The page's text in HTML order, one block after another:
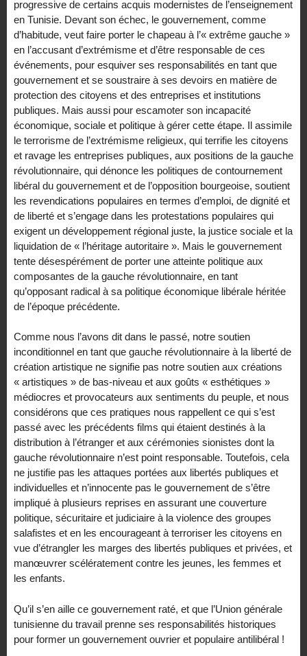
progressive de certains acquis modernistes de l’enseignement
en Tunisie. Devant son échec, le gouvernement, comme
d’habitude, veut faire porter le chapeau à l’« extrême gauche »
en l’accusant d’extrémisme et d’être responsable de ces
événements, pour esquiver ses responsabilités en tant que
gouvernement et se soustraire à ses devoirs en matière de
protection des citoyens et des entreprises et institutions
publiques. Mais aussi pour escamoter son incapacité
économique, sociale et politique à gérer cette étape. Il assimile
le terrorisme de l’extrémisme religieux, qui terrifie les citoyens
et ravage les entreprises publiques, aux positions de la gauche
révolutionnaire, qui dénonce les politiques de contournement
libéral du gouvernement et de l’opposition bourgeoise, soutient
les revendications populaires en termes d’emploi, de dignité et
de liberté et s’engage dans les protestations populaires qui
exigent un développement régional juste, la justice sociale et la
liquidation de « l’héritage autoritaire ». Mais le gouvernement
tente désespérément de porter une atteinte politique aux
composantes de la gauche révolutionnaire, en tant
qu’opposant radical à sa politique économique libérale héritée
de l’époque précédente.
Comme nous l’avons dit dans le passé, notre soutien
inconditionnel en tant que gauche révolutionnaire à la liberté de
création artistique ne signifie pas notre soutien aux créations
« artistiques » de bas-niveau et aux goûts « esthétiques »
médiocres et provocateurs aux sentiments du peuple, et nous
considérons que ces pratiques nous rappellent ce qui s’est
passé avec les précédents films qui étaient destinés à la
distribution à l’étranger et aux cérémonies sionistes dont la
gauche révolutionnaire n’est point responsable. Toutefois, cela
ne justifie pas les attaques portées aux libertés publiques et
individuelles et n’innocente pas le gouvernement de s’être
impliqué à plusieurs reprises en assurant une couverture
politique, sécuritaire et judiciaire à la violence des groupes
salafistes et en les encourageant à terroriser les citoyens en
vue d’étrangler les marges des libertés publiques et privées, et
manœuvrer scélératement contre les jeunes, les femmes et
les enfants.
Qu’il s’en aille ce gouvernement raté, et que l’Union générale
tunisienne du travail prenne ses responsabilités historiques
pour former un gouvernement ouvrier et populaire antilibéral !